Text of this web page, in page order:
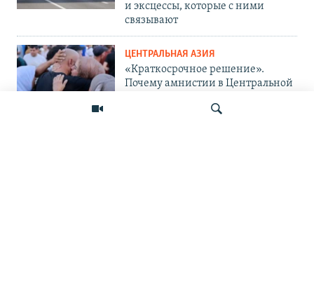
и эксцессы, которые с ними
связывают
ЦЕНТРАЛЬНАЯ АЗИЯ
«Краткосрочное решение».
Почему амнистии в Центральной